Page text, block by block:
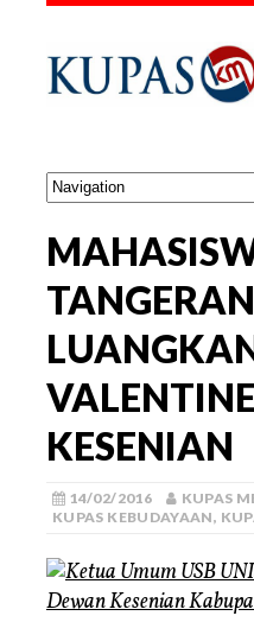
KESENIAN
14/02/2016 KUPAS
KUPAS KEBUDAYAAN,